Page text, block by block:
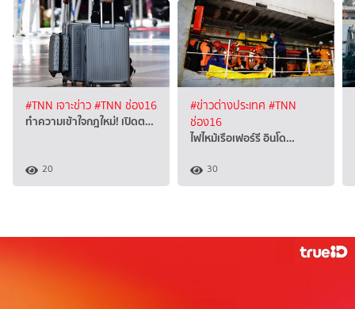
#TNN เจาะข่าว#TNN ช่อง16
ทำความเข้าใจกฎใหม่! เปิดต…
20
#ข่าวต่างประเทศ #TNN
ช่อง16
ไฟไหม้เรือเฟอร์รี อินโด…
30